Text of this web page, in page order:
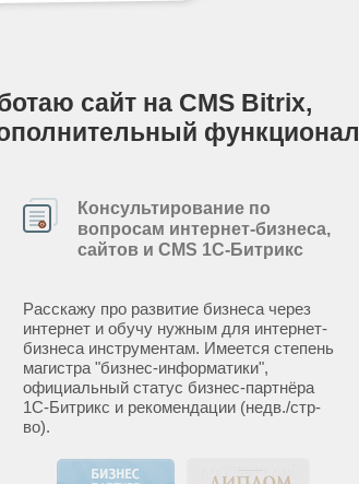
сайт на CMS Bitrix,
функционал
Консультирование по
вопросам интернет-бизнеса,
сайтов и CMS 1С-Битрикс
Расскажу про развитие бизнеса через
интернет и обучу нужным для интернет-
бизнеса инструментам. Имеется степень
магистра "бизнес-информатики",
официальный статус бизнес-партнёра
1С-Битрикс и рекомендации (недв./стр-
во).